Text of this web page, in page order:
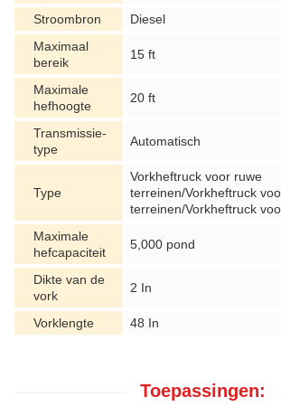
Stroombron
Diesel
Maximaal
bereik
15 ft
Maximale
hefhoogte
20 ft
Transmissie-
type
Automatisch
Type
Vorkheftruck voor ruwe
terreinen/Vorkheftruck
terreinen/Vorkheftruck
Maximale
hefcapaciteit
5,000 pond
Dikte van de
vork
2 In
Vorklengte 48 In
Toepassingen: